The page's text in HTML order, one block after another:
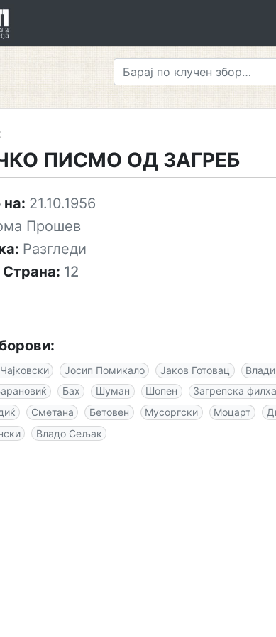
ПИСМО ОД ЗАГРЕБ
на: 21.10.1956
Прошев
Разгледи
Страна: 12
Јосип Помикало Јаков Готовац
Бах Шуман Шопен Загрепска
Сметана Бетовен Мусоргски Моцарт
Владо Сељак